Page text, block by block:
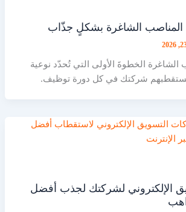
الخطوةَ الأولى التي تُحدّد نوعية
تستقطبهم شركتك في كل دورة توظيف.
الإلكتروني لشركتك لجذب أفضل